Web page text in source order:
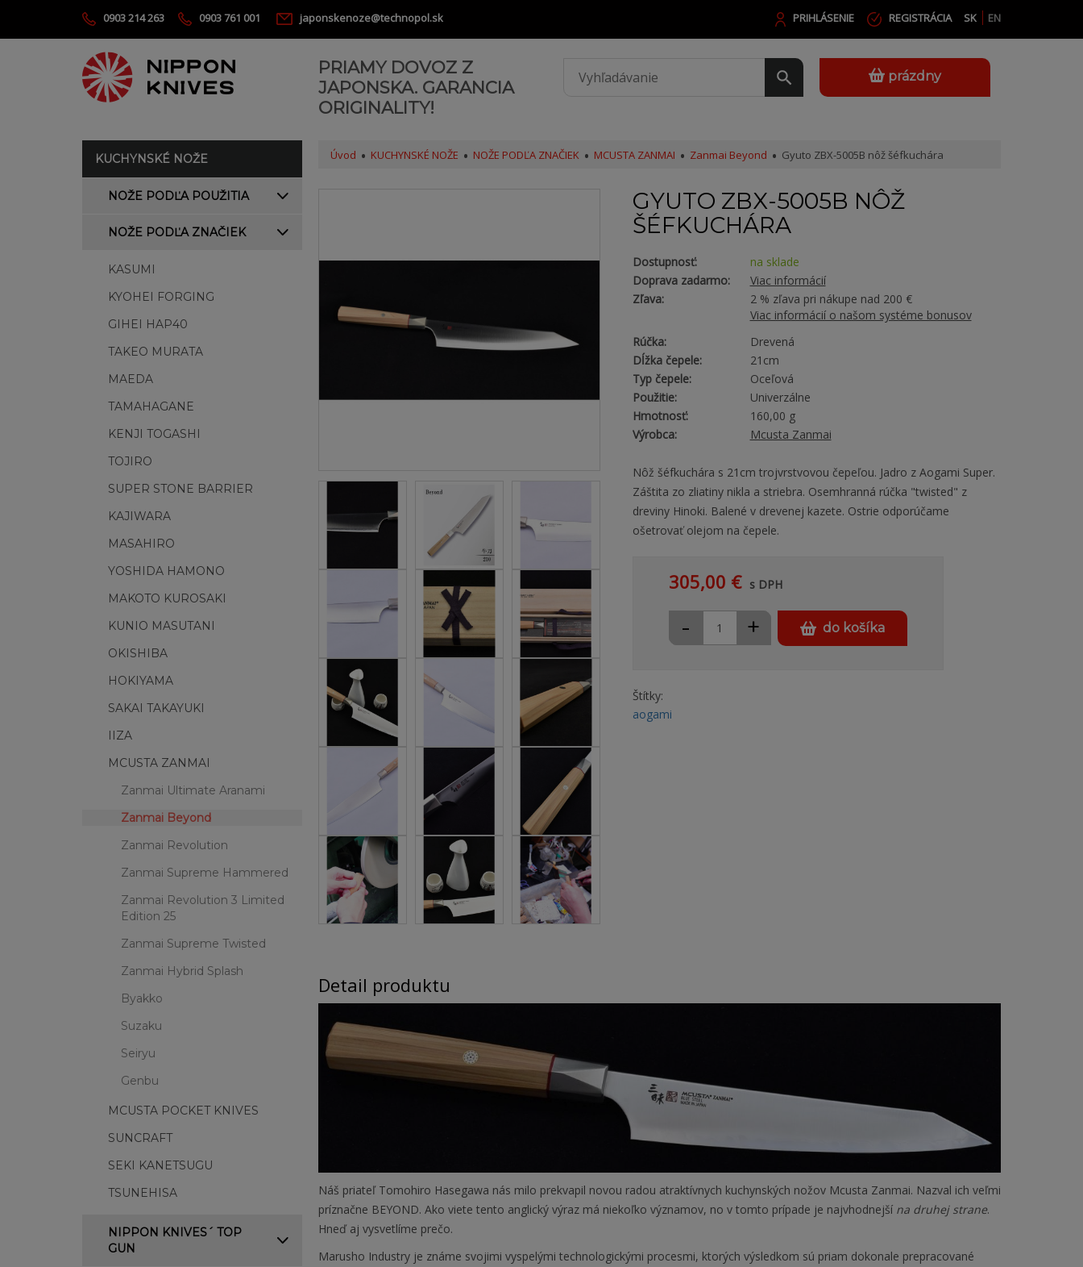
0903 214 263 0903 761 001 japonskenoze@technopol.sk SK EN
PRIHLÁSENIE REGISTRÁCIA
PRIAMY DOVOZ Z
JAPONSKA. GARANCIA
ORIGINALITY!
prázdny
KUCHYNSKÉ NOŽE
NOŽE PODĽA POUŽITIA
NOŽE PODĽA ZNAČIEK
KASUMI
KYOHEI FORGING
GIHEI HAP40
TAKEO MURATA
MAEDA
TAMAHAGANE
KENJI TOGASHI
TOJIRO
SUPER STONE BARRIER
KAJIWARA
MASAHIRO
YOSHIDA HAMONO
MAKOTO KUROSAKI
KUNIO MASUTANI
OKISHIBA
HOKIYAMA
SAKAI TAKAYUKI
IIZA
MCUSTA ZANMAI
Zanmai Ultimate Aranami
Zanmai Beyond
Zanmai Revolution
Zanmai Supreme Hammered
Zanmai Revolution 3 Limited
Edition 25
Zanmai Supreme Twisted
Zanmai Hybrid Splash
Byakko
Suzaku
Seiryu
Genbu
MCUSTA POCKET KNIVES
SUNCRAFT
SEKI KANETSUGU
TSUNEHISA
NIPPON KNIVES´ TOP
GUN
Úvod KUCHYNSKÉ NOŽE NOŽE PODĽA ZNAČIEK MCUSTA ZANMAI Zanmai Beyond Gyuto ZBX-5005B nôž šéfkuchára
GYUTO ZBX-5005B NÔŽ
ŠÉFKUCHÁRA
Dostupnosť:
na sklade
Doprava zadarmo:
Viac informácií
Zľava:
2 % zľava pri nákupe nad 200 €
Viac informácií o našom systéme bonusov
Rúčka:
Drevená
Dĺžka čepele:
21cm
Typ čepele:
Oceľová
Použitie:
Univerzálne
Hmotnosť:
160,00 g
Výrobca:
Mcusta Zanmai
Nôž šéfkuchára s 21cm trojvrstvovou čepeľou. Jadro z Aogami Super.
Záštita zo zliatiny nikla a striebra. Osemhranná rúčka "twisted" z
dreviny Hinoki. Balené v drevenej kazete. Ostrie odporúčame
ošetrovať olejom na čepele.
305,00 € s DPH
+
- do košíka
Štítky:
aogami
Detail produktu
Náš priateľ Tomohiro Hasegawa nás milo prekvapil novou radou atraktívnych kuchynských nožov Mcusta Zanmai. Nazval ich veľmi
príznačne BEYOND. Ako viete tento anglický výraz má niekoľko významov, no v tomto prípade je najvhodnejší na druhej strane.
Hneď aj vysvetlíme prečo.
Marusho Industry je známe svojimi vyspelými technologickými procesmi, ktorých výsledkom sú priam dokonale prepracované